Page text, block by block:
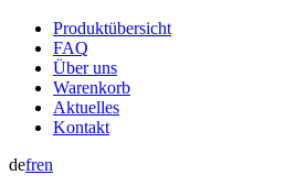
Produktübersicht
FAQ
Über uns
Warenkorb
Aktuelles
Kontakt
defren